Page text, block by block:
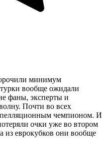
минимум
вообще ожидали
фаны, эксперты и
Почти во всех
чемпионом. И
очки уже во втором
из еврокубков они вообще